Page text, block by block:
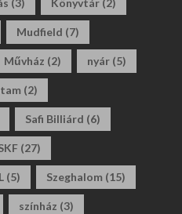
(3) Könyvtár (2)
Mudfield (7)
Művház (2) nyár (5)
(2)
Safi Billiárd (6)
(27)
(5) Szeghalom (15)
színház (3)